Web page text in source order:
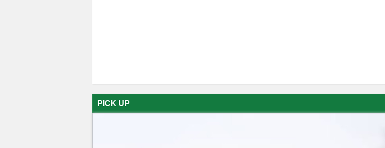
PICK UP